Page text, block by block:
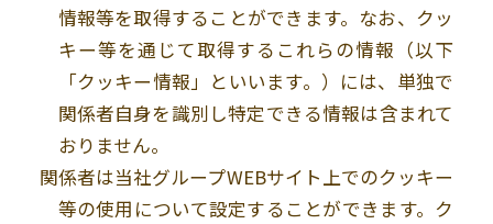
情報等を取得することができます。なお、クッ
キー等を通じて取得するこれらの情報（以下
「クッキー情報」といいます。）には、単独で
関係者自身を識別し特定できる情報は含まれて
おりません。
関係者は当社グループWEBサイト上でのクッキー
等の使用について設定することができます。ク